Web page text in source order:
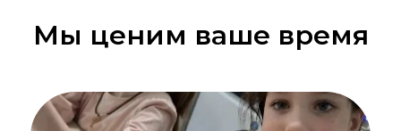
Мы ценим ваше время